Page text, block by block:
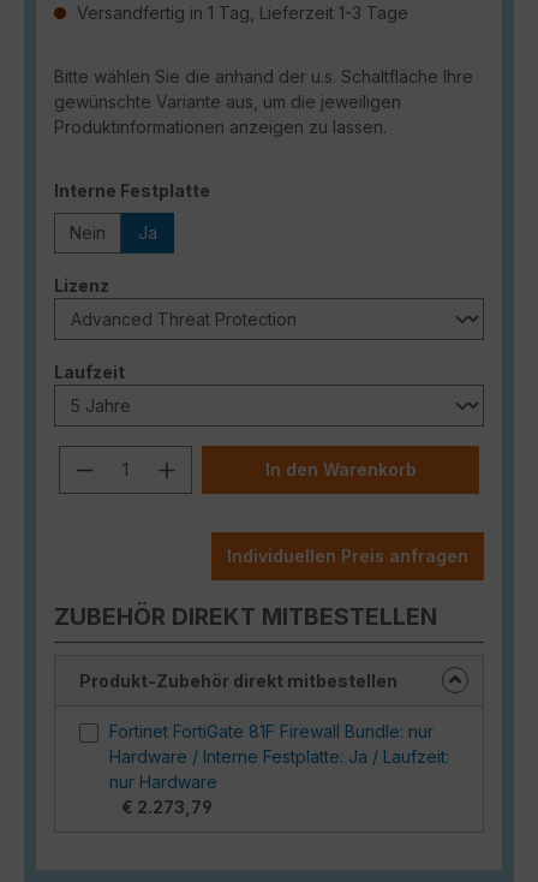
Versandfertig in 1 Tag, Lieferzeit 1-3 Tage
Bitte wählen Sie die anhand der u.s. Schaltfläche Ihre
gewünschte Variante aus, um die jeweiligen
Produktinformationen anzeigen zu lassen.
Interne Festplatte
Nein Ja
Lizenz
Laufzeitauswählen
Produkt Anzahl: Gib den
In den Warenkorb
Individuellen Preis anfragen
ZUBEHÖR DIREKT MITBESTELLEN
Produkt-Zubehör direkt mitbestellen
Fortinet FortiGate 81F Firewall Bundle: nur
Hardware / Interne Festplatte: Ja / Laufzeit:
nur Hardware
€ 2.273,79